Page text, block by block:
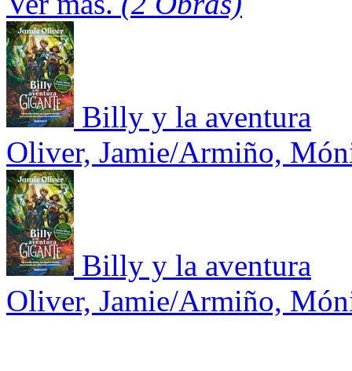
Billy y la aventura
Oliver, Jamie/Armiño,
Billy y la aventura
Oliver, Jamie/Armiño,